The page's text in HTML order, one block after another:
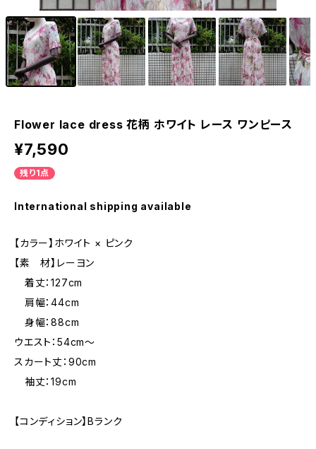
Flower lace dress 花柄 ホワイト レース ワンピース
¥7,590
残り1点
International shipping available
【カラー】ホワイト × ピンク
【素 材】レーヨン
着丈：127cm
肩幅：44cm
身幅：88cm
ウエスト：54cm〜
スカート丈：90cm
袖丈：19cm
【コンディション】Bランク